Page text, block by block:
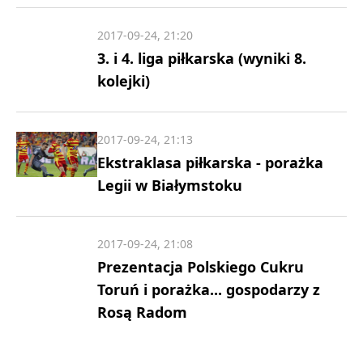
3. i 4. liga piłkarska (wyniki 8.
kolejki)
2017-09-24, 21:20
Ekstraklasa piłkarska - porażka
Legii w Białymstoku
2017-09-24, 21:13
Prezentacja Polskiego Cukru
Toruń i porażka... gospodarzy z
Rosą Radom
2017-09-24, 21:08